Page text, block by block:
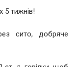
5 тижнів!
сито, добряче